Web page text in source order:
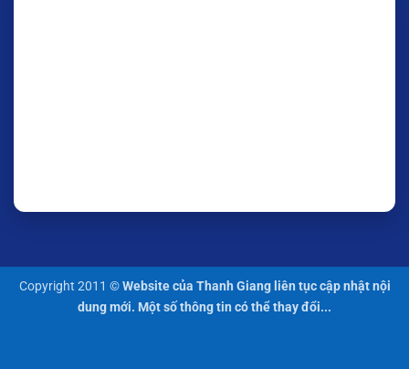
Copyright 2011 ©Website của Thanh Giang liên tục cập nhật nội
dung mới. Một số thông tin có thể thay đổi...